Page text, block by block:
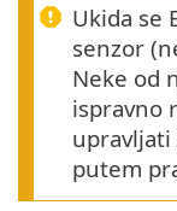
Ukida se
senzor
Neke od
ispravno
upravljati
putem